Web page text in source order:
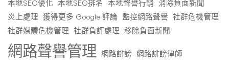
本地SEO優化 本地SEO排名 本地聲譽行銷 消除負面新聞
炎上處理 獲得更多 Google 評論 監控網路聲譽 社群危機管理
社群媒體危機管理 社群負評處理 移除負面新聞
網路聲譽管理 網路誹謗 網路誹謗律師